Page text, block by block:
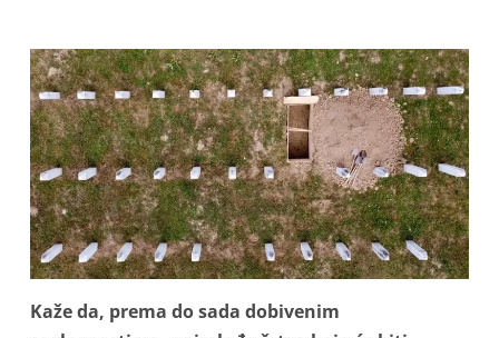
Kaže da, prema do sada dobivenim